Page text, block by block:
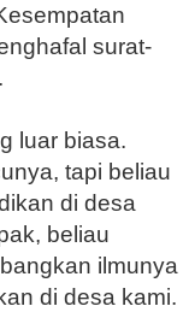
surat-
luar biasa.
tapi beliau
di desa
beliau
ilmunya
di desa kami.